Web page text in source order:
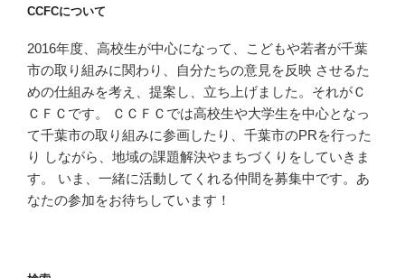
CCFCについて
2016年度、高校生が中心になって、こどもや若者が千葉
市の取り組みに関わり、自分たちの意見を反映 させるた
めの仕組みを考え、提案し、立ち上げました。それがＣ
ＣＦＣです。 ＣＣＦＣでは高校生や大学生を中心となっ
て千葉市の取り組みに参画したり、千葉市のPRを行った
り しながら、地域の課題解決やまちづくりをしていきま
す。 いま、一緒に活動してくれる仲間を募集中です。あ
なたの参加をお待ちしています！